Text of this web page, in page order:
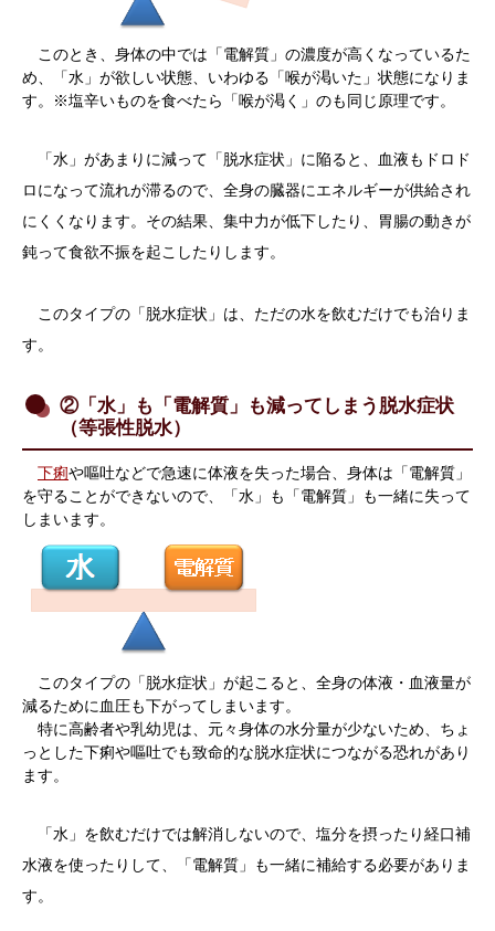
このとき、身体の中では「電解質」の濃度が高くなっているた
め、「水」が欲しい状態、いわゆる「喉が渇いた」状態になりま
す。※塩辛いものを食べたら「喉が渇く」のも同じ原理です。
「水」があまりに減って「脱水症状」に陥ると、血液もドロド
ロになって流れが滞るので、全身の臓器にエネルギーが供給され
にくくなります。その結果、集中力が低下したり、胃腸の動きが
鈍って食欲不振を起こしたりします。
このタイプの「脱水症状」は、ただの水を飲むだけでも治りま
す。
②「水」も「電解質」も減ってしまう脱水症状
（等張性脱水）
下痢や嘔吐などで急速に体液を失った場合、身体は「電解質」
を守ることができないので、「水」も「電解質」も一緒に失って
しまいます。
このタイプの「脱水症状」が起こると、全身の体液・血液量が
減るために血圧も下がってしまいます。
特に高齢者や乳幼児は、元々身体の水分量が少ないため、ちょ
っとした下痢や嘔吐でも致命的な脱水症状につながる恐れがあり
ます。
「水」を飲むだけでは解消しないので、塩分を摂ったり経口補
水液を使ったりして、「電解質」も一緒に補給する必要がありま
す。